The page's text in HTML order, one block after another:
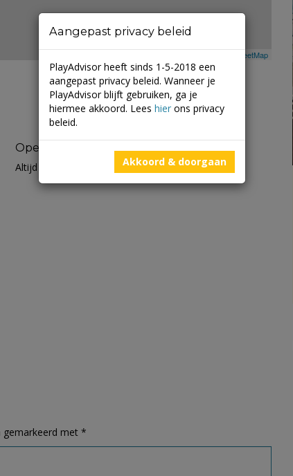
OpenStreetMap
Openingstijden
Altijd open
gemarkeerd met *
Aangepast privacy beleid
PlayAdvisor heeft sinds 1-5-2018 een
aangepast privacy beleid. Wanneer je
PlayAdvisor blijft gebruiken, ga je
hiermee akkoord. Lees hier ons privacy
beleid.
Akkoord & doorgaan